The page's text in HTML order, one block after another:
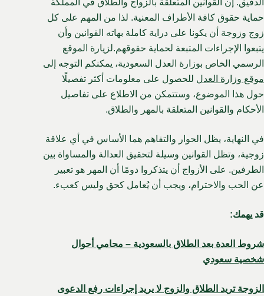
حماية حقوق كافة الأطراف المعنية. لذا من المهم على كل
زوج وزوجة أن يكونا على دراية كاملة بهاته القوانين وأن
يتبعوا الإجراءات المتبعة لحماية حقوقهم.لزيارة الموقع
الرسمي الخاص بوزارة العدل السعودية، يمكنكم التوجه إلى
موقع وزارة العدل للحصول على معلومات أكثر تفصيلًا
حول هذا الموضوع، وستتمكن من الاطلاع على تفاصيل
الأحكام والقوانين المتعلقة بالمهر والطلاق.
في النهاية، يظل الحوار والتفاهم هما الأساس في أي علاقة
زوجية، وتظل القوانين وسيلة لتحقيق العدالة والمساواة بين
الطرفين. على الأزواج أن يتذكروا دومًا أن المهر هو تعبير
عن الحب والاحترام، ويجب أن يُعامل كحق وليس كعبء.
قد يهمك:
شروط العدة بعد الطلاق بالسعودية – محامي أحوال
شخصية سعودي
الزوجة تريد الطلاق والزوج لا يريد إجراءات رفع الدعوى